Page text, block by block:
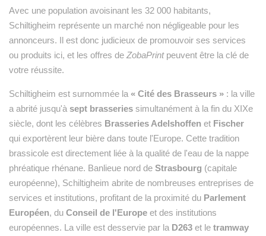
Avec une population avoisinant les 32 000 habitants,
Schiltigheim représente un marché non négligeable pour les
annonceurs. Il est donc judicieux de promouvoir ses services
ou produits ici, et les offres de ZobaPrintpeuvent être la clé de
votre réussite.
Schiltigheim est surnommée la « Cité des Brasseurs » : la ville
a abrité jusqu'à sept brasseries simultanément à la fin du XIXe
siècle, dont les célèbres Brasseries Adelshoffen et Fischer
qui exportèrent leur bière dans toute l'Europe. Cette tradition
brassicole est directement liée à la qualité de l'eau de la nappe
phréatique rhénane. Banlieue nord de Strasbourg (capitale
européenne), Schiltigheim abrite de nombreuses entreprises de
services et institutions, profitant de la proximité du Parlement
Européen, du Conseil de l'Europe et des institutions
européennes. La ville est desservie par la D263 et le tramway